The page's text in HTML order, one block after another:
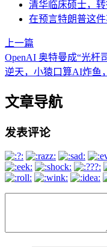
清华临床硕士，转
在预言特朗普这件
上一篇
OpenAI 奥特曼成“光杆
逆天，小猿口算AI炸鱼
文章导航
发表评论